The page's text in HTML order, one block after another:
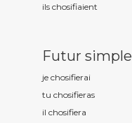
ils chosifiaient
Futur simple
je chosifierai
tu chosifieras
il chosifiera